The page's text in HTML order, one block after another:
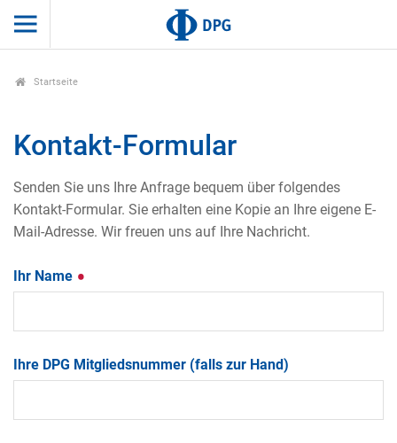
Startseite
Kontakt-Formular
Senden Sie uns Ihre Anfrage bequem über folgendes
Kontakt-Formular. Sie erhalten eine Kopie an Ihre eigene E-
Mail-Adresse. Wir freuen uns auf Ihre Nachricht.
Ihr Name
Ihre DPG Mitgliedsnummer (falls zur Hand)